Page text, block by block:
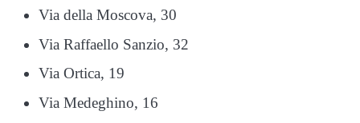
Via della Moscova, 30
Via Raffaello Sanzio, 32
Via Ortica, 19
Via Medeghino, 16